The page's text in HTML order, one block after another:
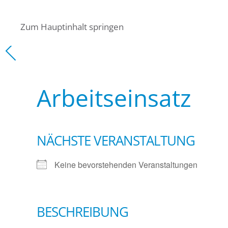
Zum Hauptinhalt springen
Arbeitseinsatz
NÄCHSTE VERANSTALTUNG
Keine bevorstehenden Veranstaltungen
BESCHREIBUNG